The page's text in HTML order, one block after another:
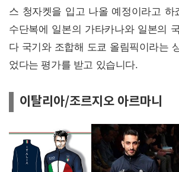
스 청자켓을 입고 나올 예정이라고 하
수단복에 일본의 가타카나와 일본의
다 국기와 조합해 도쿄 올림픽이라는
었다는 평가를 받고 있습니다.
이탈리아/조르지오 아르마니